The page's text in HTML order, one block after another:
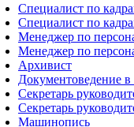
Специалист по
Специалист по
Менеджер по
Менеджер по
Архивист
Документоведение в
Секретарь
Секретарь
Машинопись